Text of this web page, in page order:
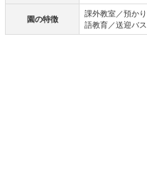
園の特徴
課外教室／預か
語教育／送迎バ